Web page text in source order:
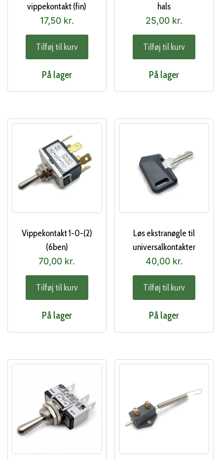
vippekontakt (fin)
17,50 kr.
Tilføj til kurv
På lager
hals
25,00 kr.
Tilføj til kurv
På lager
Vippekontakt 1-0-(2)
(6ben)
70,00 kr.
Tilføj til kurv
På lager
Løs ekstranøgle til
universalkontakter
40,00 kr.
Tilføj til kurv
På lager